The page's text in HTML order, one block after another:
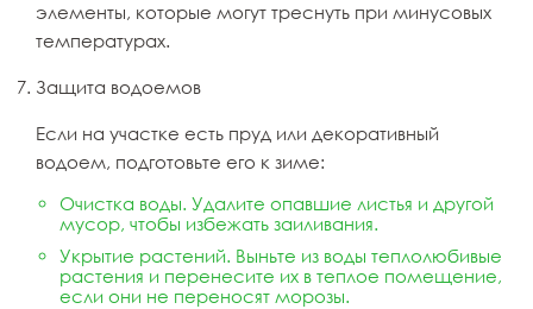
элементы, которые могут треснуть при минусовых
температурах.
Защита водоемов
Если на участке есть пруд или декоративный
водоем, подготовьте его к зиме:
Очистка воды. Удалите опавшие листья и другой
мусор, чтобы избежать заиливания.
Укрытие растений. Выньте из воды теплолюбивые
растения и перенесите их в теплое помещение,
если они не переносят морозы.